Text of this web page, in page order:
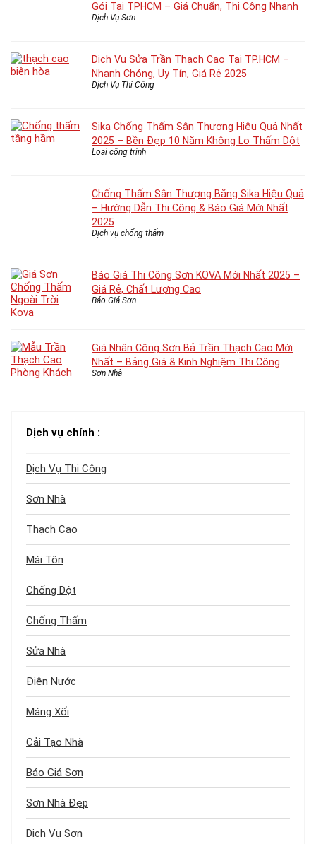
Gói Tại TPHCM – Giá Chuẩn, Thi Công Nhanh
Dịch Vụ Sơn
Dịch Vụ Sửa Trần Thạch Cao Tại TP.HCM –
Nhanh Chóng, Uy Tín, Giá Rẻ 2025
Dịch Vụ Thi Công
Sika Chống Thấm Sân Thượng Hiệu Quả Nhất
2025 – Bền Đẹp 10 Năm Không Lo Thấm Dột
Loại công trình
Chống Thấm Sân Thượng Bằng Sika Hiệu Quả
– Hướng Dẫn Thi Công & Báo Giá Mới Nhất
2025
Dịch vụ chống thấm
Báo Giá Thi Công Sơn KOVA Mới Nhất 2025 –
Giá Rẻ, Chất Lượng Cao
Báo Giá Sơn
Giá Nhân Công Sơn Bả Trần Thạch Cao Mới
Nhất – Bảng Giá & Kinh Nghiệm Thi Công
Sơn Nhà
Dịch vụ chính :
Dịch Vụ Thi Công
Sơn Nhà
Thạch Cao
Mái Tôn
Chống Dột
Chống Thấm
Sửa Nhà
Điện Nước
Máng Xối
Cải Tạo Nhà
Báo Giá Sơn
Sơn Nhà Đẹp
Dịch Vụ Sơn